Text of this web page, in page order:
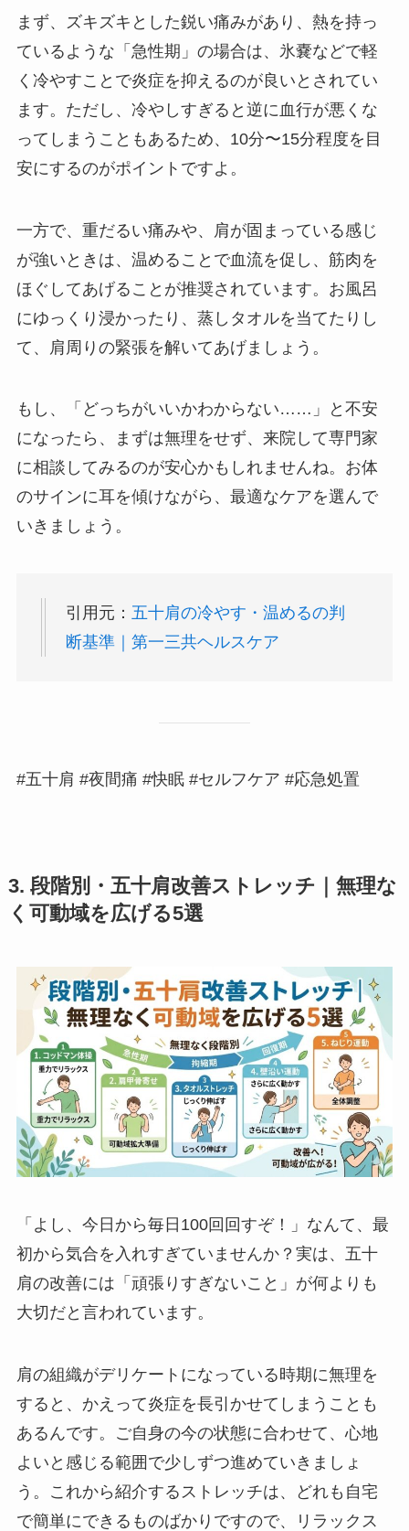
まず、ズキズキとした鋭い痛みがあり、熱を持っ
ているような「急性期」の場合は、氷嚢などで軽
く冷やすことで炎症を抑えるのが良いとされてい
ます。ただし、冷やしすぎると逆に血行が悪くな
ってしまうこともあるため、10分〜15分程度を目
安にするのがポイントですよ。
一方で、重だるい痛みや、肩が固まっている感じ
が強いときは、温めることで血流を促し、筋肉を
ほぐしてあげることが推奨されています。お風呂
にゆっくり浸かったり、蒸しタオルを当てたりし
て、肩周りの緊張を解いてあげましょう。
もし、「どっちがいいかわからない……」と不安
になったら、まずは無理をせず、来院して専門家
に相談してみるのが安心かもしれませんね。お体
のサインに耳を傾けながら、最適なケアを選んで
いきましょう。
引用元： 五十肩の冷やす・温めるの判
断基準｜第一三共ヘルスケア
#五十肩 #夜間痛 #快眠 #セルフケア #応急処置
3. 段階別・五十肩改善ストレッチ｜無理な
く可動域を広げる5選
「よし、今日から毎日100回回すぞ！」なんて、最
初から気合を入れすぎていませんか？実は、五十
肩の改善には「頑張りすぎないこと」が何よりも
大切だと言われています。
肩の組織がデリケートになっている時期に無理を
すると、かえって炎症を長引かせてしまうことも
あるんです。ご自身の今の状態に合わせて、心地
よいと感じる範囲で少しずつ進めていきましょ
う。これから紹介するストレッチは、どれも自宅
で簡単にできるものばかりですので、リラックス